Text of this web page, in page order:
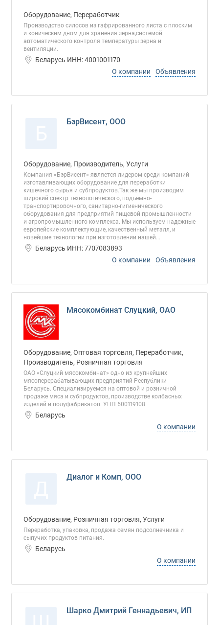
Оборудование, Переработчик
Производство силосов из гафрированного листа с плоским
и коническим дном для хранения зерна,системой
автоматического контроля температуры зерна и
вентиляции.
Беларусь ИНН: 4001001170
О компании
Объявления
БэрВисент, ООО
Оборудование, Производитель, Услуги
Компания «БэрВисент» является лидером среди компаний
изготавливающих оборудование для переработки
кишечного сырья и субпродуктов.Так же мы производим
широкий спектр технологического, подъемно-
транспортировочного, санитарно-гигиенического
оборудования для предприятий пищевой промышленности
и агропромышленного комплекса. Мы используем надежные
европейские комплектующие, качественный металл, и
новейшие технологии при изготовлении нашей...
Беларусь ИНН: 7707083893
О компании
Объявления
Мясокомбинат Слуцкий, ОАО
Оборудование, Оптовая торговля, Переработчик,
Производитель, Розничная торговля
ОАО «Слуцкий мясокомбинат» одно из крупнейших
мясоперерабатывающих предприятий Республики
Беларусь. Специализируемся на оптовой и розничной
продаже мяса и субпродуктов, производстве колбасных
изделий и полуфабрикатов. УНП 600119108
Беларусь
О компании
Диалог и Комп, ООО
Оборудование, Розничная торговля, Услуги
Переработка, упаковка, продажа семян подсолнечника и
сыпучих продуктов питания.
Беларусь
О компании
Шарко Дмитрий Геннадьевич, ИП